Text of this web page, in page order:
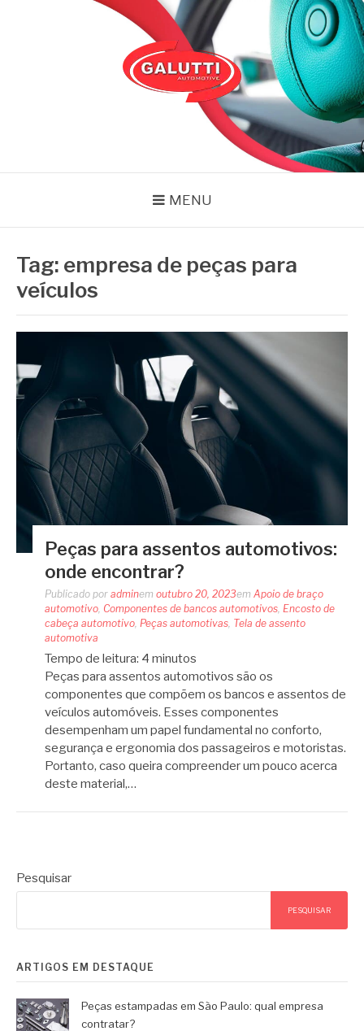
MENU
Tag: empresa de peças para
veículos
Peças para assentos automotivos:
onde encontrar?
Publicado por adminem outubro 20, 2023em Apoio de braço
automotivo, Componentes de bancos automotivos, Encosto de
cabeça automotivo, Peças automotivas, Tela de assento
automotiva
Tempo de leitura: 4 minutos
Peças para assentos automotivos são os
componentes que compõem os bancos e assentos de
veículos automóveis. Esses componentes
desempenham um papel fundamental no conforto,
segurança e ergonomia dos passageiros e motoristas.
Portanto, caso queira compreender um pouco acerca
deste material,…
Pesquisar
PESQUISAR
ARTIGOS EM DESTAQUE
Peças estampadas em São Paulo: qual empresa
contratar?